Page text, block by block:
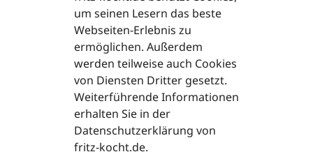
eure Fritzi
fritzi@fritz-kocht.de
um seinen Lesern das beste
Webseiten-Erlebnis zu
ermöglichen. Außerdem
werden teilweise auch Cookies
von Diensten Dritter gesetzt.
Weiterführende Informationen
erhalten Sie in der
Datenschutzerklärung von
fritz-kocht.de.